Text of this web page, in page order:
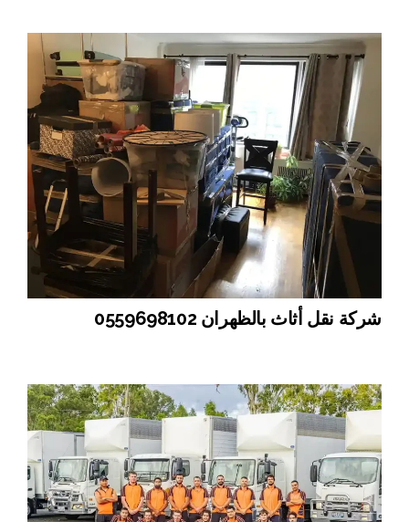
شركة نقل أثاث بالظهران 0559698102